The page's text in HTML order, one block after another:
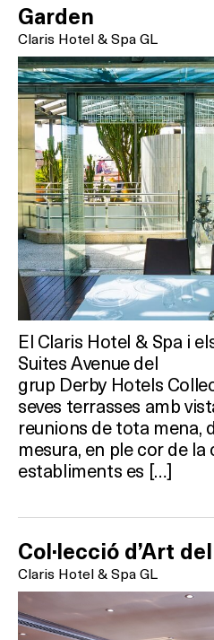
Garden
Claris Hotel & Spa GL
El Claris Hotel & Spa i
Suites Avenue del
grup Derby Hotels
seves terrasses amb
reunions de tota mena,
mesura, en ple cor de la
establiments es […]
Col·lecció d’Art
Claris Hotel & Spa GL